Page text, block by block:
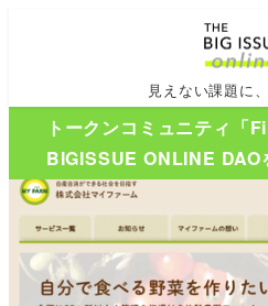
見えない課題に
トークンコミュニティ「
BIGISSUE ONLINE DAO